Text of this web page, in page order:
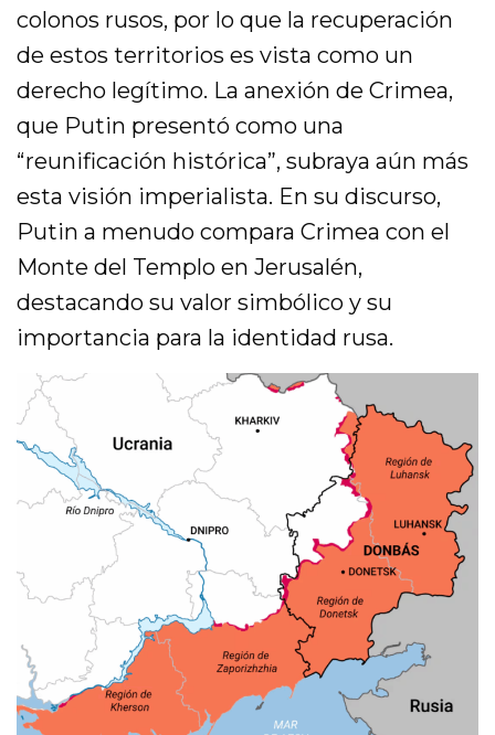
colonos rusos, por lo que la recuperación
de estos territorios es vista como un
derecho legítimo. La anexión de Crimea,
que Putin presentó como una
“reunificación histórica”, subraya aún más
esta visión imperialista. En su discurso,
Putin a menudo compara Crimea con el
Monte del Templo en Jerusalén,
destacando su valor simbólico y su
importancia para la identidad rusa.